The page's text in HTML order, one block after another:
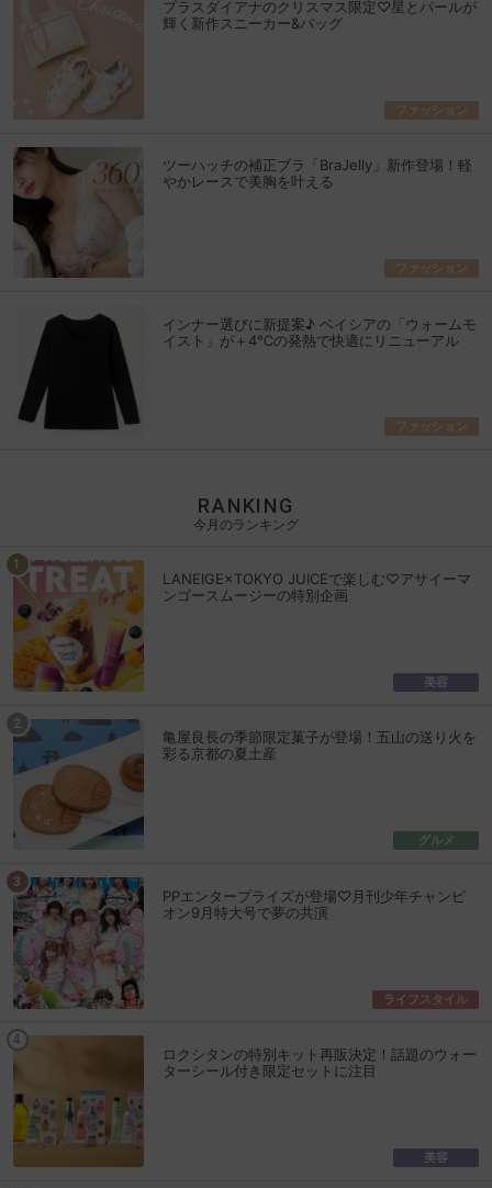
プラスダイアナのクリスマス限定♡星とパールが
輝く新作スニーカー&バッグ
ファッション
ツーハッチの補正ブラ「BraJelly」新作登場！軽
やかレースで美胸を叶える
ファッション
インナー選びに新提案♪ ベイシアの「ウォームモ
イスト」が＋4℃の発熱で快適にリニューアル
ファッション
RANKING
今月のランキング
LANEIGE×TOKYO JUICEで楽しむ♡アサイーマ
ンゴースムージーの特別企画
美容
亀屋良長の季節限定菓子が登場！五山の送り火を
彩る京都の夏土産
グルメ
PPエンタープライズが登場♡月刊少年チャンピ
オン9月特大号で夢の共演
ライフスタイル
ロクシタンの特別キット再販決定！話題のウォー
ターシール付き限定セットに注目
美容